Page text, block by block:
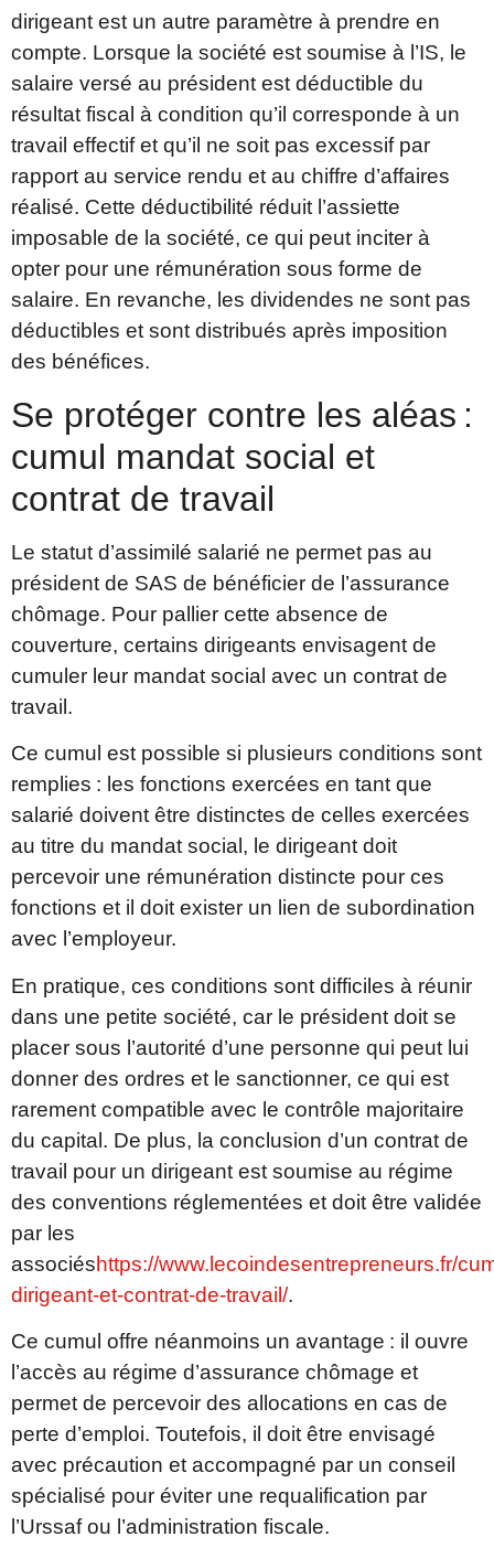
dirigeant est un autre paramètre à prendre en
compte. Lorsque la société est soumise à l’IS, le
salaire versé au président est déductible du
résultat fiscal à condition qu’il corresponde à un
travail effectif et qu’il ne soit pas excessif par
rapport au service rendu et au chiffre d’affaires
réalisé. Cette déductibilité réduit l’assiette
imposable de la société, ce qui peut inciter à
opter pour une rémunération sous forme de
salaire. En revanche, les dividendes ne sont pas
déductibles et sont distribués après imposition
des bénéfices.
Se protéger contre les aléas :
cumul mandat social et
contrat de travail
Le statut d’assimilé salarié ne permet pas au
président de SAS de bénéficier de l’assurance
chômage. Pour pallier cette absence de
couverture, certains dirigeants envisagent de
cumuler leur mandat social avec un contrat de
travail.
Ce cumul est possible si plusieurs conditions sont
remplies : les fonctions exercées en tant que
salarié doivent être distinctes de celles exercées
au titre du mandat social, le dirigeant doit
percevoir une rémunération distincte pour ces
fonctions et il doit exister un lien de subordination
avec l’employeur.
En pratique, ces conditions sont difficiles à réunir
dans une petite société, car le président doit se
placer sous l’autorité d’une personne qui peut lui
donner des ordres et le sanctionner, ce qui est
rarement compatible avec le contrôle majoritaire
du capital. De plus, la conclusion d’un contrat de
travail pour un dirigeant est soumise au régime
des conventions réglementées et doit être validée
par les
associéshttps://www.lecoindesentrepreneurs.fr/
dirigeant-et-contrat-de-travail/.
Ce cumul offre néanmoins un avantage : il ouvre
l’accès au régime d’assurance chômage et
permet de percevoir des allocations en cas de
perte d’emploi. Toutefois, il doit être envisagé
avec précaution et accompagné par un conseil
spécialisé pour éviter une requalification par
l’Urssaf ou l’administration fiscale.